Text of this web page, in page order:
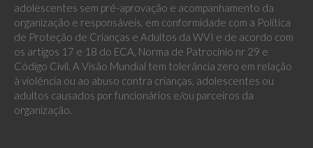
adolescentes sem pré-aprovação e acompanhamento da
organização e responsáveis, em conformidade com a Política
de Proteção de Crianças e Adultos da WVI e de acordo com
os artigos 17 e 18 do ECA, Norma de Patrocínio nr 29 e
Código Civil. A Visão Mundial tem tolerância zero em relação
à violência ou ao abuso contra crianças, adolescentes ou
adultos causados por funcionários e/ou parceiros da
organização.